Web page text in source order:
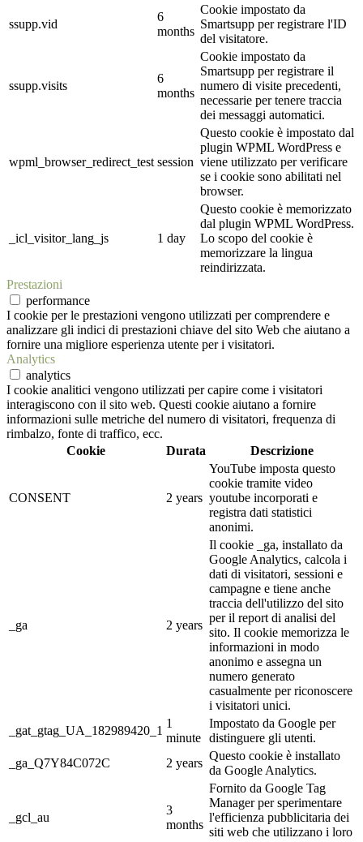
ssupp.vid
6
months
Cookie impostato da
Smartsupp per registrare l'ID
del visitatore.
ssupp.visits
6
months
Cookie impostato da
Smartsupp per registrare il
numero di visite precedenti,
necessarie per tenere traccia
dei messaggi automatici.
wpml_browser_redirect_test session
Questo cookie è impostato dal
plugin WPML WordPress e
viene utilizzato per verificare
se i cookie sono abilitati nel
browser.
_icl_visitor_lang_js 1 day
Questo cookie è memorizzato
dal plugin WPML WordPress.
Lo scopo del cookie è
memorizzare la lingua
reindirizzata.
Prestazioni
performance
I cookie per le prestazioni vengono utilizzati per comprendere e
analizzare gli indici di prestazioni chiave del sito Web che aiutano a
fornire una migliore esperienza utente per i visitatori.
Analytics
analytics
I cookie analitici vengono utilizzati per capire come i visitatori
interagiscono con il sito web. Questi cookie aiutano a fornire
informazioni sulle metriche del numero di visitatori, frequenza di
rimbalzo, fonte di traffico, ecc.
Cookie
Durata Descrizione
CONSENT 2 years
YouTube imposta questo
cookie tramite video
youtube incorporati e
registra dati statistici
anonimi.
_ga 2 years
Il cookie _ga, installato da
Google Analytics, calcola i
dati di visitatori, sessioni e
campagne e tiene anche
traccia dell'utilizzo del sito
per il report di analisi del
sito. Il cookie memorizza le
informazioni in modo
anonimo e assegna un
numero generato
casualmente per riconoscere
i visitatori unici.
_gat_gtag_UA_182989420_1
1
minute
Impostato da Google per
distinguere gli utenti.
_ga_Q7Y84C072C
2 years
Questo cookie è installato
da Google Analytics.
_gcl_au
3
months
Fornito da Google Tag
Manager per sperimentare
l'efficienza pubblicitaria dei
siti web che utilizzano i loro